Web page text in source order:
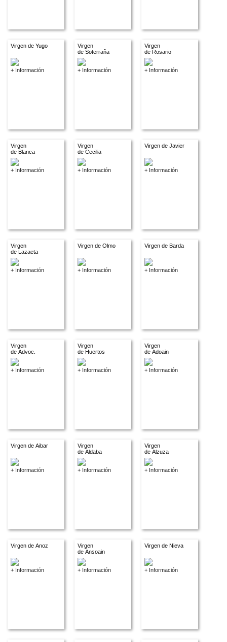
Virgen de Yugo
+ Información
Virgen
de Soterraña
+ Información
Virgen
de Rosario
+ Información
Virgen
de Blanca
+ Información
Virgen
de Cecilia
+ Información
Virgen de Javier
+ Información
Virgen
de Lazaeta
+ Información
Virgen de Olmo
+ Información
Virgen de Barda
+ Información
Virgen
de Advoc.
descon.
+ Información
Virgen
de Huertos
+ Información
Virgen
de Adoain
+ Información
Virgen de Aibar
+ Información
Virgen
de Aldaba
+ Información
Virgen
de Alzuza
+ Información
Virgen de Anoz
+ Información
Virgen
de Ansoain
+ Información
Virgen de Nieva
+ Información